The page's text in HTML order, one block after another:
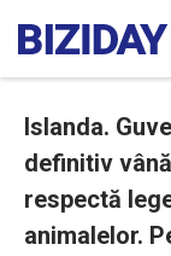
Islanda.
definitiv
respectă
animalelor.